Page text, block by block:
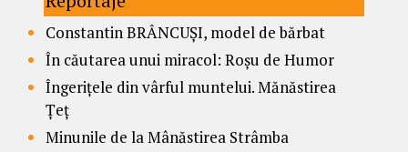
Constantin BRÂNCUȘI, model de bărbat
În căutarea unui miracol: Roșu de Humor
Îngerițele din vârful muntelui. Mănăstirea
Țeț
Minunile de la Mânăstirea Strâmba